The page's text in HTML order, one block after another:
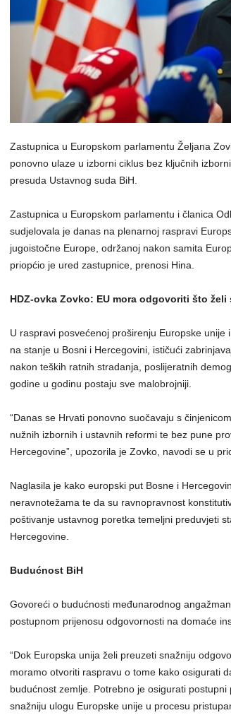
Zastupnica u Europskom parlamentu Željana
ponovno ulaze u izborni ciklus bez ključnih
presuda Ustavnog suda BiH.
Zastupnica u Europskom parlamentu i članica
sudjelovala je danas na plenarnoj raspravi
jugoistočne Europe, održanoj nakon samita
priopćio je ured zastupnice, prenosi Hina.
HDZ-ovka Zovko: EU mora odgovoriti što
U raspravi posvećenoj proširenju Europske
na stanje u Bosni i Hercegovini, ističući
nakon teških ratnih stradanja, poslijeratnih
godine u godinu postaju sve malobrojniji.
“Danas se Hrvati ponovno suočavaju s
nužnih izbornih i ustavnih reformi te bez pune
Hercegovine”, upozorila je Zovko, navodi se u
Naglasila je kako europski put Bosne i
neravnotežama te da su ravnopravnost
poštivanje ustavnog poretka temeljni preduvjeti
Hercegovine.
Budućnost BiH
Govoreći o budućnosti međunarodnog
postupnom prijenosu odgovornosti na domaće
“Dok Europska unija želi preuzeti snažniju
moramo otvoriti raspravu o tome kako osigurati
budućnost zemlje. Potrebno je osigurati
snažniju ulogu Europske unije u procesu